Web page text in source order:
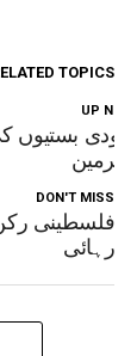
TOPICS:
UP
بستیوں
DON'T MISS
فلسطینی
رہائی